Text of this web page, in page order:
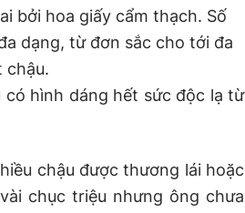
bởi hoa giấy cẩm thạch. Số
dạng, từ đơn sắc cho tới đa
chậu.
có hình dáng hết sức độc lạ từ
chậu được thương lái hoặc
chục triệu nhưng ông chưa